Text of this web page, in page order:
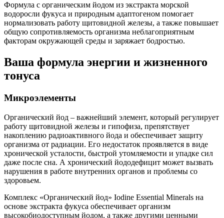
Формула с органическим йодом из экстракта морской
водоросли фукуса и природным адаптогеном помогает
нормализовать работу щитовидной железы, а также повышает
общую сопротивляемость организма неблагоприятным
факторам окружающей среды и заряжает бодростью.
Ваша формула энергии и жизненного
тонуса
Микроэлементы
Органический йод – важнейший элемент, который регулирует
работу щитовидной железы и гипофиза, препятствует
накоплению радиоактивного йода и обеспечивает защиту
организма от радиации. Его недостаток проявляется в виде
хронической усталости, быстрой утомляемости и упадке сил
даже после сна. А хронический йододефицит может вызвать
нарушения в работе внутренних органов и проблемы со
здоровьем.
Комплекс «Органический йод» Iodine Essential Minerals на
основе экстракта фукуса обеспечивает организм
высокобиодоступным йодом, а также другими ценными